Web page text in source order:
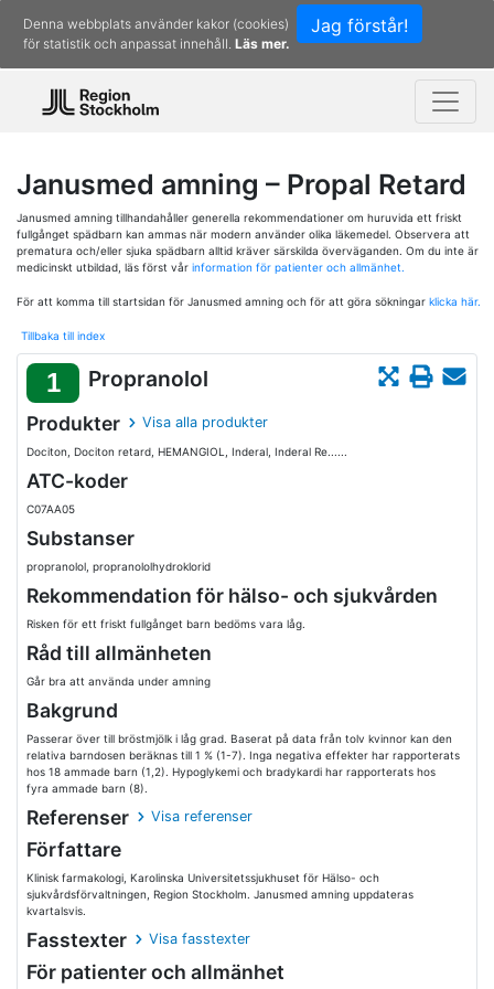
Jag förstår!
Denna webbplats använder kakor (cookies)
för statistik och anpassat innehåll. Läs mer.
Janusmed amning – Propal Retard
Janusmed amning tillhandahåller generella rekommendationer om huruvida ett friskt
fullgånget spädbarn kan ammas när modern använder olika läkemedel. Observera att
prematura och/eller sjuka spädbarn alltid kräver särskilda överväganden. Om du inte är
medicinskt utbildad, läs först vår information för patienter och allmänhet.
För att komma till startsidan för Janusmed amning och för att göra sökningar klicka här.
Tillbaka till index
1 Propranolol
Produkter Visa alla produkter
Dociton, Dociton retard, HEMANGIOL, Inderal, Inderal Re......
ATC-koder
C07AA05
Substanser
propranolol, propranololhydroklorid
Rekommendation för hälso- och sjukvården
Risken för ett friskt fullgånget barn bedöms vara låg.
Råd till allmänheten
Går bra att använda under amning
Bakgrund
Passerar över till bröstmjölk i låg grad. Baserat på data från tolv kvinnor kan den
relativa barndosen beräknas till 1 % (1-7). Inga negativa effekter har rapporterats
hos 18 ammade barn (1,2). Hypoglykemi och bradykardi har rapporterats hos
fyra ammade barn (8).
Referenser Visa referenser
Författare
Klinisk farmakologi, Karolinska Universitetssjukhuset för Hälso- och
sjukvårdsförvaltningen, Region Stockholm. Janusmed amning uppdateras
kvartalsvis.
Fasstexter Visa fasstexter
För patienter och allmänhet